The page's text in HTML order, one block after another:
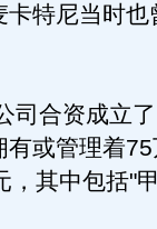
特尼当时也
合资成立了
或管理着
，其中包括"